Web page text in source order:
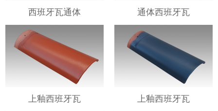
企业资质
工程案例
在线留言
联系我们
西班牙瓦通体 通体西班牙瓦
上釉西班牙瓦 上釉西班牙瓦